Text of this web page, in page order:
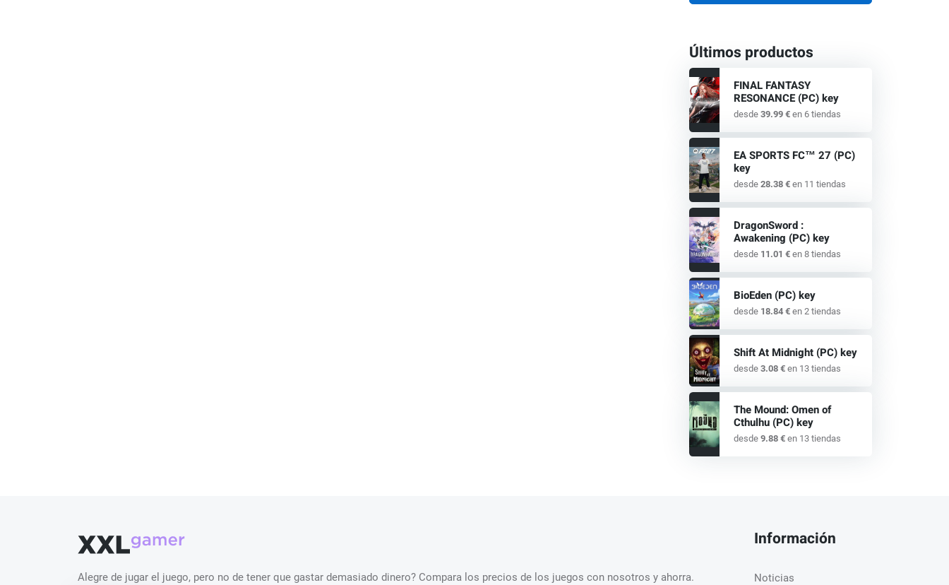
Últimos productos
FINAL FANTASY
RESONANCE (PC) key
desde 39.99 €en 6 tiendas
EA SPORTS FC™ 27 (PC)
key
desde 28.38 €en 11 tiendas
DragonSword :
Awakening (PC) key
desde 11.01 €en 8 tiendas
BioEden (PC) key
desde 18.84 €en 2 tiendas
Shift At Midnight (PC) key
desde 3.08 €en 13 tiendas
The Mound: Omen of
Cthulhu (PC) key
desde 9.88 €en 13 tiendas
Alegre de jugar el juego, pero no de tener que gastar demasiado dinero? Compara los precios de los juegos con nosotros y ahorra.
Información
Noticias